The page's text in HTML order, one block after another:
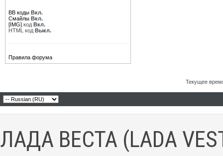
BB коды Вкл.
Смайлы Вкл.
[IMG] код Вкл.
HTML код Выкл.
Правила форума
Текущее
ЛАДА ВЕСТА (LADA